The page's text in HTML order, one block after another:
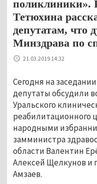
поликлиники».
Тетюхина
депутатам, что
Минздрава по
21.03.2019 14:32
Сегодня на
депутаты обсудили
Уральского
реабилитационного
народными
замминистра
области Валентин
Алексей Щелкунов и
Амзаев.